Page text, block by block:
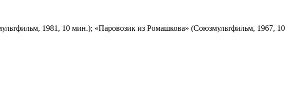
1981, 10 мин.); «Паровозик из Ромашкова» (Союзмультфильм, 1967, 10